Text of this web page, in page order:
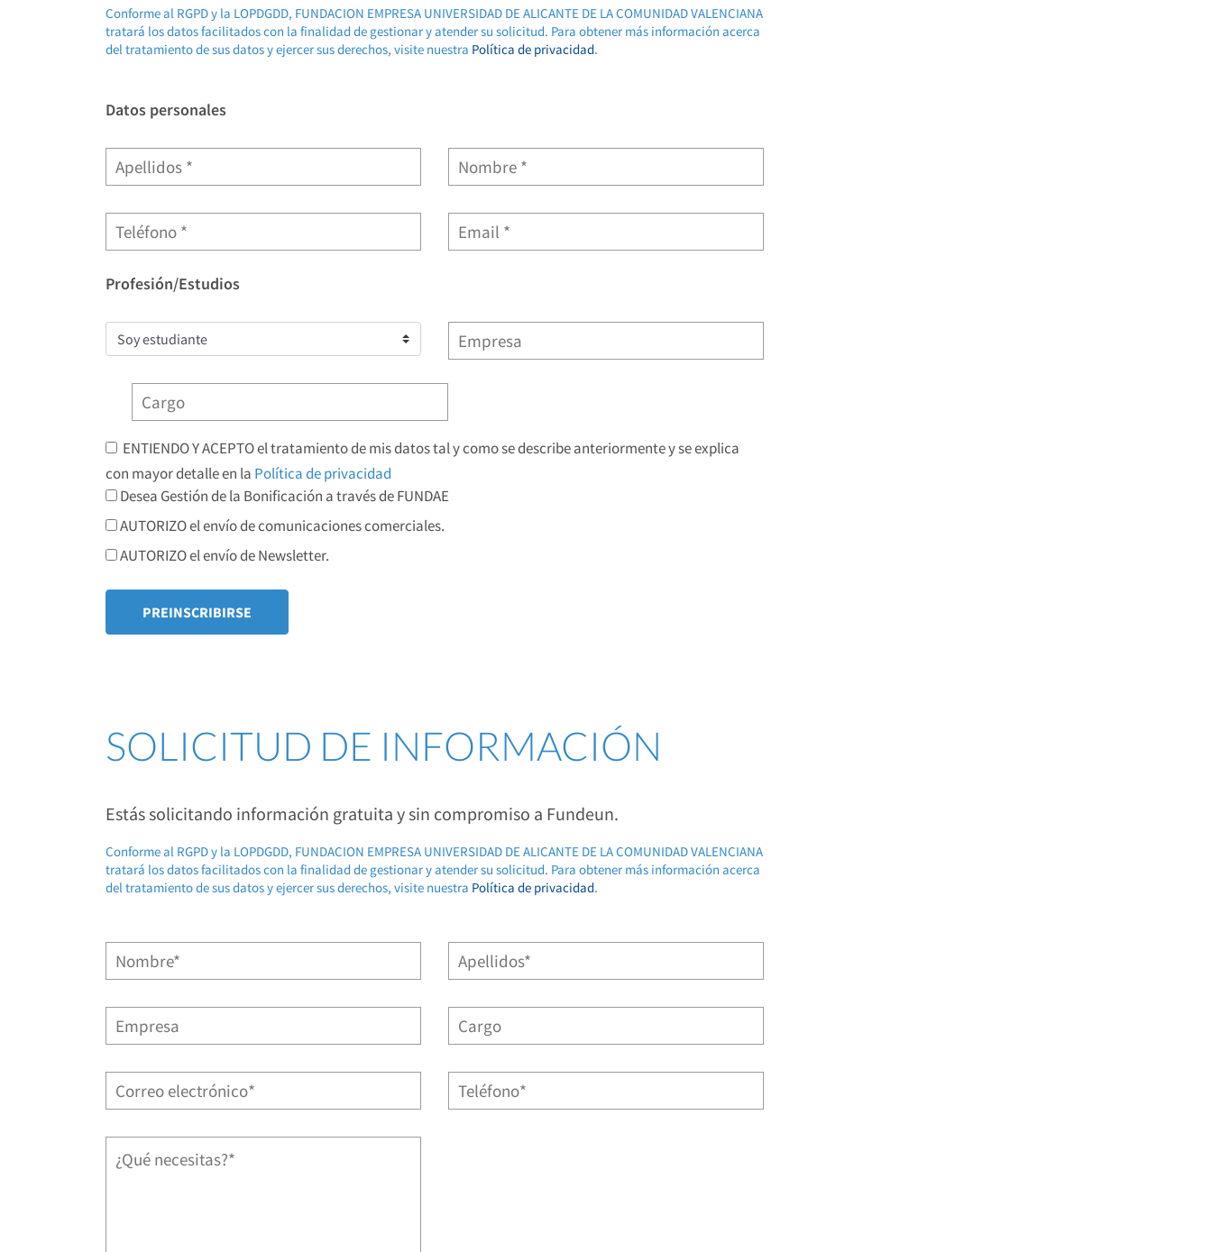
Conforme al RGPD y la LOPDGDD, FUNDACION EMPRESA UNIVERSIDAD DE ALICANTE DE LA COMUNIDAD VALENCIANA
tratará los datos facilitados con la finalidad de gestionar y atender su solicitud. Para obtener más información acerca
del tratamiento de sus datos y ejercer sus derechos, visite nuestra Política de privacidad.
Datos personales
Profesión/Estudios
ENTIENDO Y ACEPTO el tratamiento de mis datos tal y como se describe anteriormente y se explica
con mayor detalle en la Política de privacidad
Desea Gestión de la Bonificación a través de FUNDAE
AUTORIZO el envío de comunicaciones comerciales.
AUTORIZO el envío de Newsletter.
SOLICITUD DE INFORMACIÓN
Estás solicitando información gratuita y sin compromiso a Fundeun.
Conforme al RGPD y la LOPDGDD, FUNDACION EMPRESA UNIVERSIDAD DE ALICANTE DE LA COMUNIDAD VALENCIANA
tratará los datos facilitados con la finalidad de gestionar y atender su solicitud. Para obtener más información acerca
del tratamiento de sus datos y ejercer sus derechos, visite nuestra Política de privacidad.